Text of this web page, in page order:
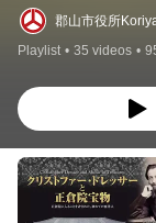
郡山市役所
Playlist • 35 videos •